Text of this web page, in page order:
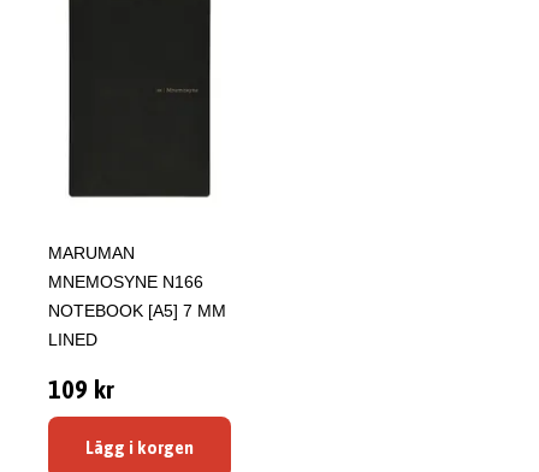
MARUMAN
MNEMOSYNE N166
NOTEBOOK [A5] 7 MM
LINED
109 kr
Lägg i korgen